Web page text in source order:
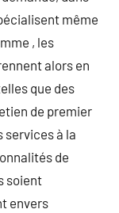
même
, les
alors en
que des
de premier
services à la
de
soient
envers